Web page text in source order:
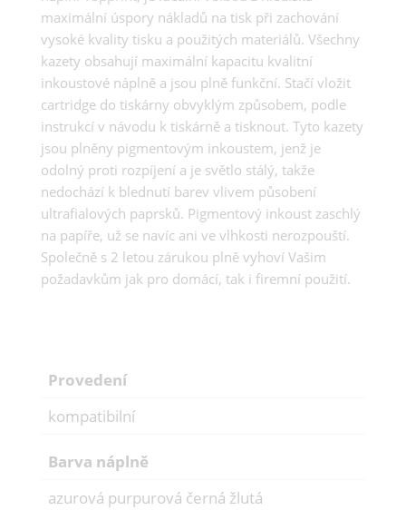
maximální úspory nákladů na tisk při zachování
vysoké kvality tisku a použitých materiálů. Všechny
kazety obsahují maximální kapacitu kvalitní
inkoustové náplně a jsou plně funkční. Stačí vložit
cartridge do tiskárny obvyklým způsobem, podle
instrukcí v návodu k tiskárně a tisknout. Tyto kazety
jsou plněny pigmentovým inkoustem, jenž je
odolný proti rozpíjení a je světlo stálý, takže
nedochází k blednutí barev vlivem působení
ultrafialových paprsků. Pigmentový inkoust zaschlý
na papíře, už se navíc ani ve vlhkosti nerozpouští.
Společně s 2 letou zárukou plně vyhoví Vašim
požadavkům jak pro domácí, tak i firemní použití.
Provedení
kompatibilní
Barva náplně
azurová purpurová černá žlutá